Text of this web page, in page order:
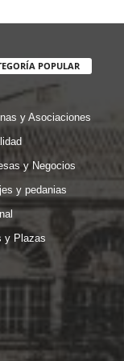
POPULAR
y Asociaciones
y Negocios
y pedanias
y Plazas